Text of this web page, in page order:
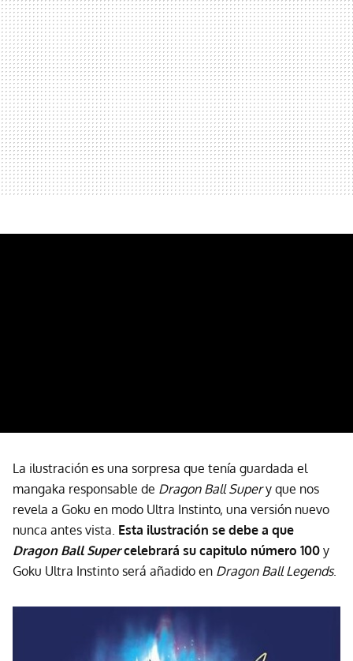
La ilustración es una sorpresa que tenía guardada el
mangaka responsable de Dragon Ball Supery que nos
revela a Goku en modo Ultra Instinto, una versión nuevo
nunca antes vista. Esta ilustración se debe a que
Dragon Ball Supercelebrará su capitulo número 100 y
Goku Ultra Instinto será añadido en Dragon Ball Legends.